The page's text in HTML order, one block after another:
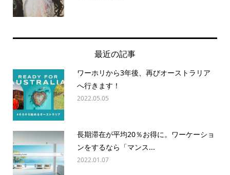
最近の記事
ワーホリから3年後、再びオーストラリア
へ行きます！
2022.05.05
長期滞在が平均20％お得に。ワーケーショ
ンをするなら「マンス...
2022.01.07